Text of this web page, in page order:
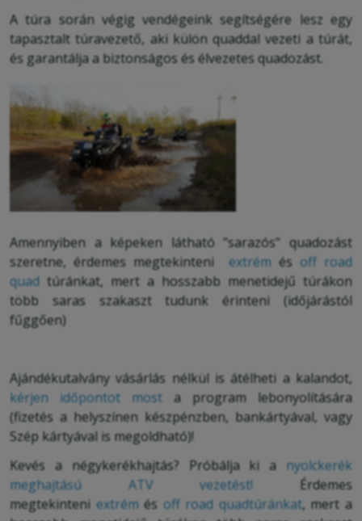
A túra során végig vendégeink segítségére lesz egy
tapasztalt túravezető, aki külön quaddal vezeti a túrát,
és garantálja a biztonságos és élvezetes quadozást.
Amennyiben a képeken látható "sarazós" quadozást
szeretne, érdemes megtekinteni extrém és off road
quad túránkat, mert a hosszabb menetidejű túrákon
több saras szakaszt tudunk érinteni (időjárástól
fűggően)
Ajándékutalvány vásárlás nélkül is átélheti a kalandot,
kérjen időpontot most a program lebonyolítására
(fizetés a helyszínen készpénzben, bankártyával, vagy
Szép kártyával is megoldható)!
Kevés a négykerékhajtás? Próbálja ki a nyolckerék
meghajtású ATV vezetést! Érdemes
megtekinteni extrémés off road quadtúránkat, mert a